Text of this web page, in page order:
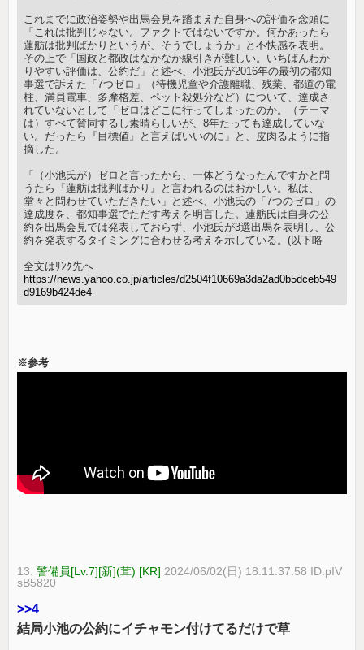
これまでに政治姿勢や出馬会見を踏まえた自身への評価を念頭に
「これは批判じゃない。ファクトではないですか。何かあったら
蓮舫は批判ばかりというが、そうでしょうか」と不快感を表明。
その上で「国政と都政はなかなか線引きが難しい。いちばんわか
りやすい評価は、公約だ」と述べ、小池氏が2016年の最初の都知
事選で訴えた「7つゼロ」（待機児童や介護離職、残業、都道の電
柱、満員電車、多摩格差、ペット殺処分など）について、達成さ
れていないとして「ゼロはどこに行ってしまったのか。（テーマ
は）すべて賛同するし素晴らしいが、8年たっても達成していな
い。だったら『目標値』と言えばいいのに」と、皮肉るように指
摘した。
「（小池氏が）ゼロと言ったから、一体どうなったんですかと問
うたら『蓮舫は批判ばかり』と言われるのはおかしい。私は、
堂々と問わせていただきたい」と述べ、小池氏の「7つのゼロ」の
達成度を、都知事選でただす考えを明言した。蓮舫氏は自身の公
約を出馬会見では発表しておらず、小池氏が3選出馬を表明し、公
約を発表するタイミングに合わせる考えを示している。(以下略
全文はﾘﾝｸ先へ
https://news.yahoo.co.jp/articles/d2504f10669a3da2ad0b5dceb549
d9169b424de4
※参考
13:警備員[Lv.7][新](茸) [KR] 2024/06/02(日) 18:11:37.58 ID:pIV
sB5820
>>4
結局小池の公約にイチャモン付けてるだけで草